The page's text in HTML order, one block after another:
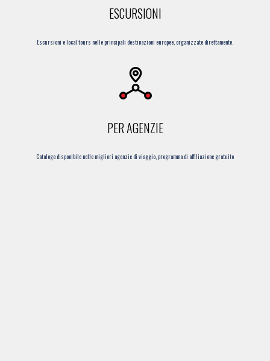
ESCURSIONI
Escursioni e local tours nelle principali destinazioni europee, organizzate direttamente.
PER AGENZIE
Catalogo disponibile nelle migliori agenzie di viaggio, programma di affiliazione gratuito